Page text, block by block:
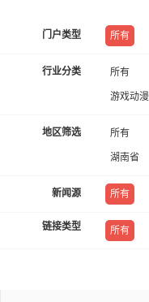
门户类型 所有
行业分类 所有
游戏动漫
地区筛选 所有
湖南省
新闻源 所有
链接类型 所有